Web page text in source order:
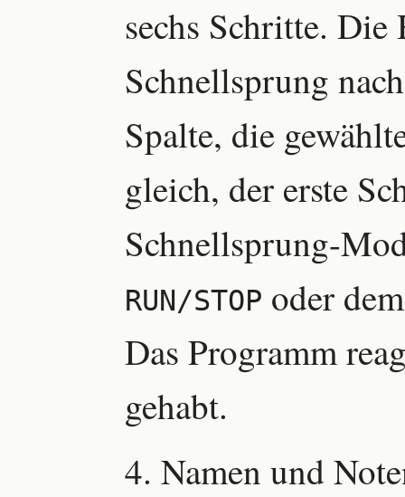
sechs Schritte.
Schnellsprung
Spalte, die
gleich, der erste
Schnellsprung-
RUN/STOP oder
Das Programm
gehabt.
4. Namen und